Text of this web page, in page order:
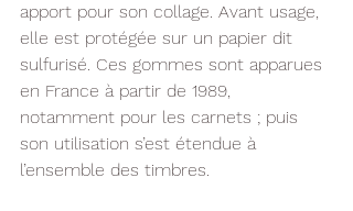
apport pour son collage. Avant usage,
elle est protégée sur un papier dit
sulfurisé. Ces gommes sont apparues
en France à partir de 1989,
notamment pour les carnets ; puis
son utilisation s’est étendue à
l’ensemble des timbres.